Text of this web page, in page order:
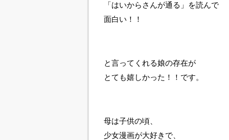
「はいからさんが通る」を読んで
面白い！！
と言ってくれる娘の存在が
とても嬉しかった！！です。
母は子供の頃、
少女漫画が大好きで、